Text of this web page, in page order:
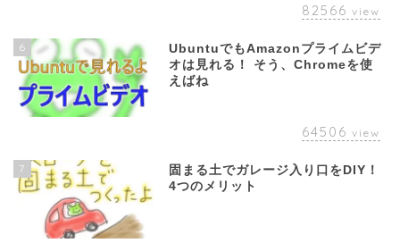
82566 view
6
UbuntuでもAmazonプライムビデ
オは見れる！ そう、Chromeを使
えばね
64506 view
7
固まる土でガレージ入り口をDIY！
4つのメリット